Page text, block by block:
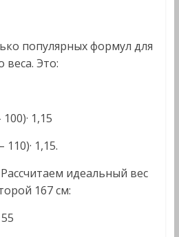
популярных формул для
веса. Это:
1,15
1,15.
идеальный вес
167 см: